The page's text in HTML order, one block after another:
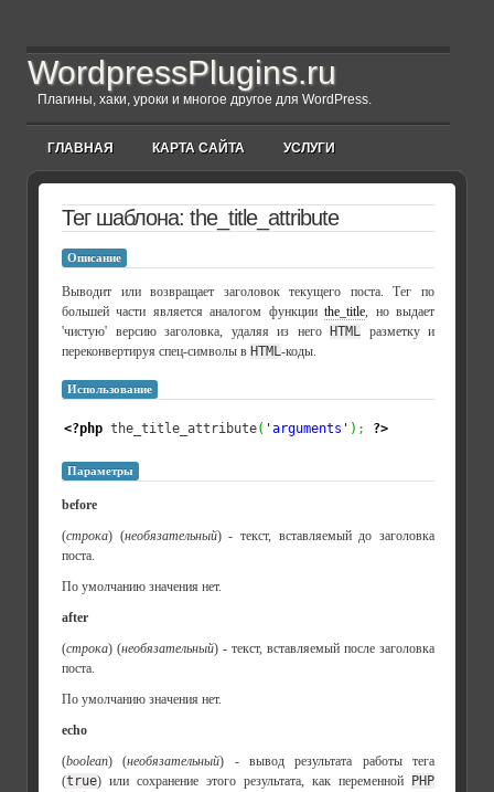
WordpressPlugins.ru
Плагины, хаки, уроки и многое другое для WordPress.
ГЛАВНАЯ КАРТА САЙТА УСЛУГИ
Тег шаблона: the_title_attribute
Описание
Выводит или возвращает заголовок текущего поста. Тег по
большей части является аналогом функцииthe_title, но выдает
'чистую' версию заголовка, удаляя из него
HTML разметку и
переконвертируя спец-символы в HTML-коды.
Использование
<?php the_title_attribute( 'arguments' ) ; ?>
Параметры
before
(строка) (необязательный) - текст, вставляемый до заголовка
поста.
По умолчанию значения нет.
after
(строка) (необязательный) - текст, вставляемый после заголовка
поста.
По умолчанию значения нет.
echo
(boolean) (необязательный) - вывод результата работы тега
(true) или сохранение этого результата, как переменной
PHP